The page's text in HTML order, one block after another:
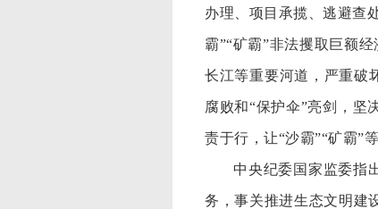
办理、项目承揽、逃避查
霸”“矿霸”非法攫取巨额
长江等重要河道，严重破
腐败和“保护伞”亮剑，坚
责于行，让“沙霸”“矿霸”
中央纪委国家监委指
务，事关推进生态文明建